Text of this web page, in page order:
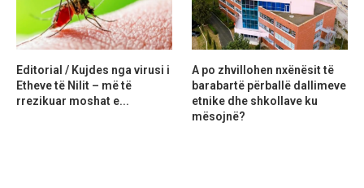
Editorial / Kujdes nga virusi i
Etheve të Nilit – më të
rrezikuar moshat e...
A po zhvillohen nxënësit të
barabartë përballë dallimeve
etnike dhe shkollave ku
mësojnë?